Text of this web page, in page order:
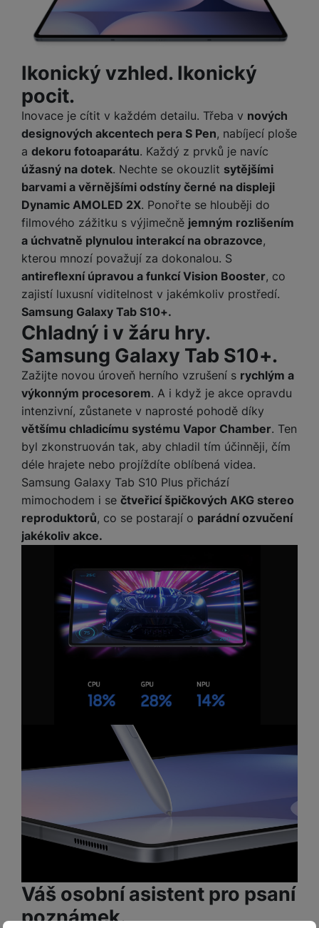
Ikonický vzhled. Ikonický
pocit.
Inovace je cítit v každém detailu. Třeba v nových
designových akcentech pera S Pen, nabíjecí ploše
a dekoru fotoaparátu. Každý z prvků je navíc
úžasný na dotek. Nechte se okouzlit sytějšími
barvami a věrnějšími odstíny černé na displeji
Dynamic AMOLED 2X. Ponořte se hlouběji do
filmového zážitku s výjimečně jemným rozlišením
a úchvatně plynulou interakcí na obrazovce,
kterou mnozí považují za dokonalou. S
antireflexní úpravou a funkcí Vision Booster, co
zajistí luxusní viditelnost v jakémkoliv prostředí.
Samsung Galaxy Tab S10+.
Chladný i v žáru hry.
Samsung Galaxy Tab S10+.
Zažijte novou úroveň herního vzrušení s rychlým a
výkonným procesorem. A i když je akce opravdu
intenzivní, zůstanete v naprosté pohodě díky
většímu chladicímu systému Vapor Chamber. Ten
byl zkonstruován tak, aby chladil tím účinněji, čím
déle hrajete nebo projíždíte oblíbená videa.
Samsung Galaxy Tab S10 Plus přichází
mimochodem i se čtveřicí špičkových AKG stereo
reproduktorů, co se postarají o parádní ozvučení
jakékoliv akce.
Váš osobní asistent pro psaní
poznámek.